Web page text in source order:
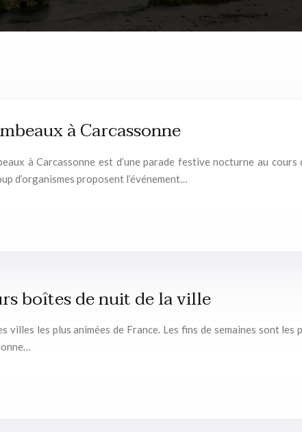
à Carcassonne
à Carcassonne est d’une parade festive nocturne au
d’organismes proposent l’événement…
boîtes de nuit de la ville
villes les plus animées de France. Les fins de semaines sont